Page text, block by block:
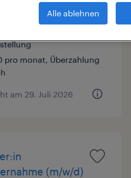
pro monat, Überzahlung
am 29. Juli 2026
(m/w/d)
Alle ablehnen